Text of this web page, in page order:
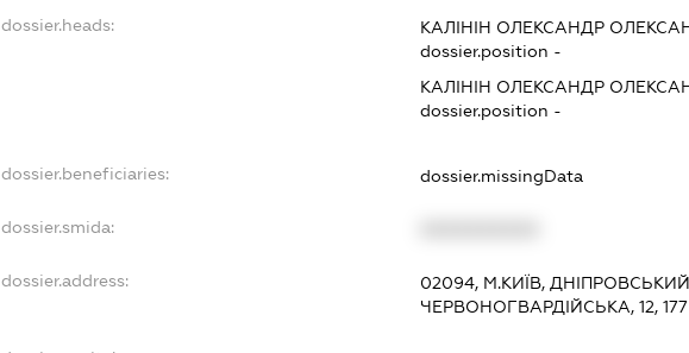
dossier.heads: КАЛІНІН ОЛЕКСАНДР
dossier.position -
КАЛІНІН ОЛЕКСАНДР
dossier.position -
dossier.beneficiaries: dossier.missingData
dossier.smida:
dossier.address:
02094, М.КИЇВ,
ЧЕРВОНОГВАРДІЙСЬКА, 12, 177